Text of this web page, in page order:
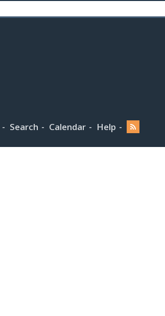
Search Calendar Help